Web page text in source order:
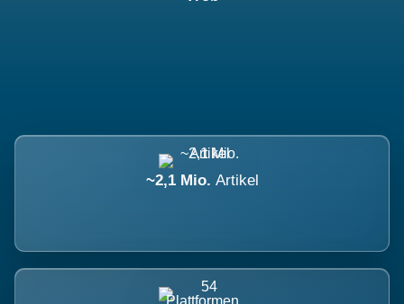
~2,1 Mio. Artikel